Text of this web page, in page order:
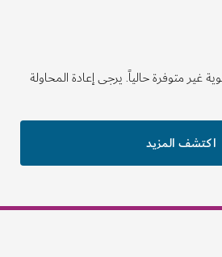
حالياً. يرجى إعادة المحاولة
المزيد